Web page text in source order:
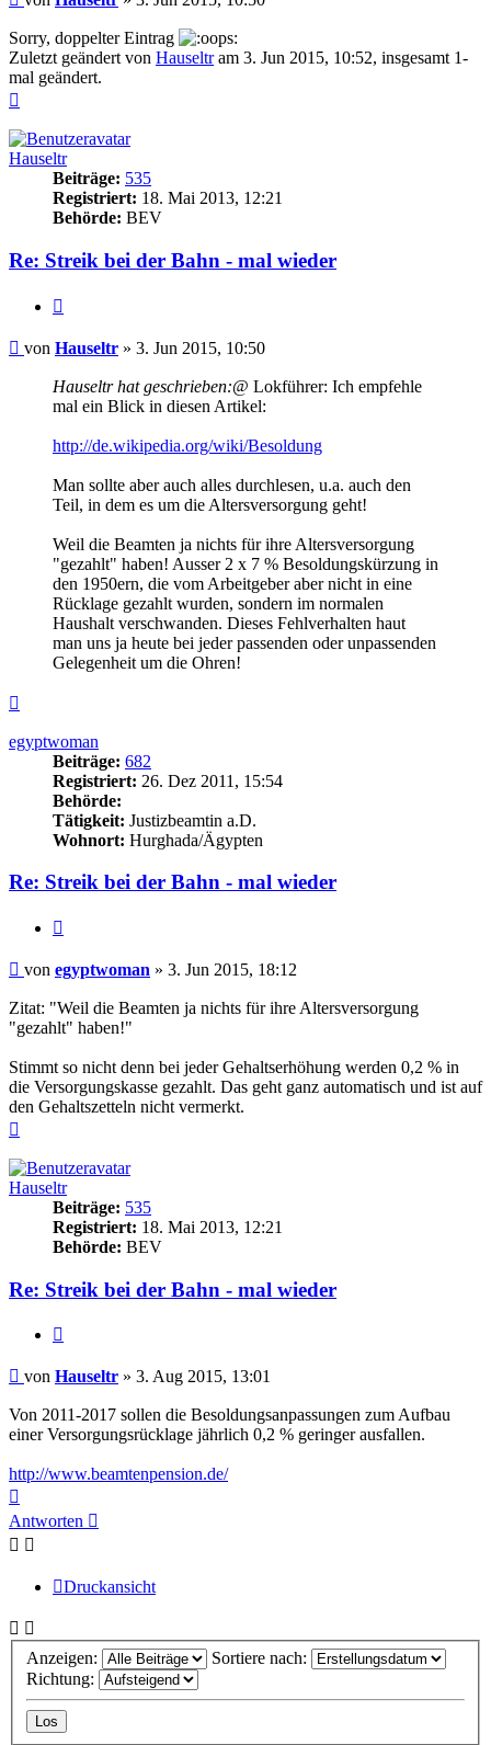
Sorry, doppelter Eintrag
Zuletzt geändert von Hauseltram 3. Jun 2015, 10:52, insgesamt 1-
mal geändert.
Hauseltr
Beiträge: 535
Registriert: 18. Mai 2013, 12:21
Behörde: BEV
Re: Streik bei der Bahn - mal wieder
Beitrag
von Hauseltr » 3. Jun 2015, 10:50
Hauseltr hat geschrieben:@ Lokführer: Ich empfehle
mal ein Blick in diesen Artikel:
http://de.wikipedia.org/wiki/Besoldung
Man sollte aber auch alles durchlesen, u.a. auch den
Teil, in dem es um die Altersversorgung geht!
Weil die Beamten ja nichts für ihre Altersversorgung
"gezahlt" haben! Ausser 2 x 7 % Besoldungskürzung in
den 1950ern, die vom Arbeitgeber aber nicht in eine
Rücklage gezahlt wurden, sondern im normalen
Haushalt verschwanden. Dieses Fehlverhalten haut
man uns ja heute bei jeder passenden oder unpassenden
Gelegenheit um die Ohren!
egyptwoman
Beiträge: 682
Registriert: 26. Dez 2011, 15:54
Behörde:
Tätigkeit: Justizbeamtin a.D.
Wohnort: Hurghada/Ägypten
Re: Streik bei der Bahn - mal wieder
Beitrag
von egyptwoman » 3. Jun 2015, 18:12
Zitat: "Weil die Beamten ja nichts für ihre Altersversorgung
"gezahlt" haben!"
Stimmt so nicht denn bei jeder Gehaltserhöhung werden 0,2 % in
die Versorgungskasse gezahlt. Das geht ganz automatisch und ist auf
den Gehaltszetteln nicht vermerkt.
Hauseltr
Beiträge: 535
Registriert: 18. Mai 2013, 12:21
Behörde: BEV
Re: Streik bei der Bahn - mal wieder
Beitrag
von Hauseltr » 3. Aug 2015, 13:01
Von 2011-2017 sollen die Besoldungsanpassungen zum Aufbau
einer Versorgungsrücklage jährlich 0,2 % geringer ausfallen.
http://www.beamtenpension.de/
oben
Antworten
Druckansicht
Anzeigen:
Sortiere nach:
Richtung: